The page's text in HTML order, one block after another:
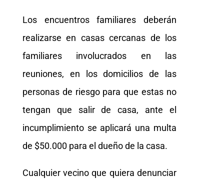
Los encuentros familiares deberán
realizarse en casas cercanas de los
familiares involucrados en las
reuniones, en los domicilios de las
personas de riesgo para que estas no
tengan que salir de casa, ante el
incumplimiento se aplicará una multa
de $50.000 para el dueño de la casa.
Cualquier vecino que quiera denunciar